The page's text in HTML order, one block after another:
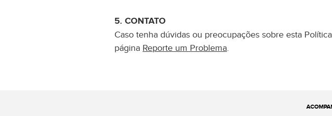
CONTATO
Caso tenha dúvidas ou preocupações sobre esta
página Reporte um Problema.